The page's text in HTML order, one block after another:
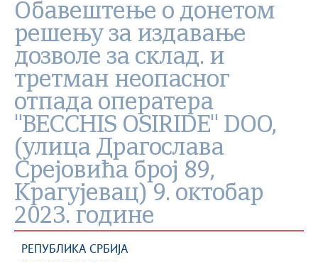
Обавештење о донетом
решењу за издавање
дозволе за склад. и
третман неопасног
отпада оператера
"BECCHIS OSIRIDE" DOO,
(улица Драгослава
Срејовића број 89,
Крагујевац) 9. октобар
2023. године
РЕПУБЛИКА СРБИЈА